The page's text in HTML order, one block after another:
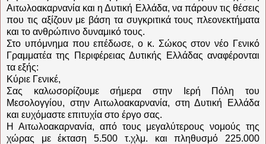
Αιτωλοακαρνανία και η Δυτική Ελλάδα, να πάρουν τις θέσεις
που τις αξίζουν με βάση τα συγκριτικά τους πλεονεκτήματα
και το ανθρώπινο δυναμικό τους.
Στο υπόμνημα που επέδωσε, ο κ. Σώκος στον νέο Γενικό
Γραμματέα της Περιφέρειας Δυτικής Ελλάδας αναφέρονται
τα εξής:
Κύριε Γενικέ,
Σας καλωσορίζουμε σήμερα στην Ιερή Πόλη του
Μεσολογγίου, στην Αιτωλοακαρνανία, στη Δυτική Ελλάδα
και ευχόμαστε επιτυχία στο έργο σας.
Η Αιτωλοακαρνανία, από τους μεγαλύτερους νομούς της
χώρας με έκταση 5.500 τ.χλμ. και πληθυσμό 225.000